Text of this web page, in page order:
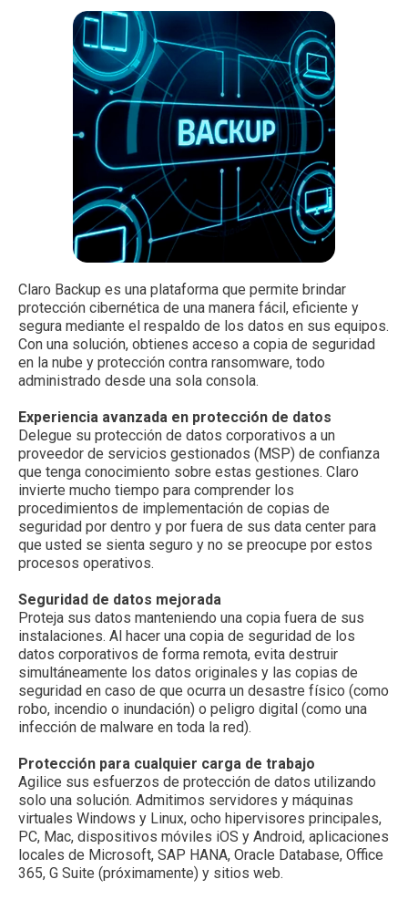
Claro Backup es una plataforma que permite brindar
protección cibernética de una manera fácil, eficiente y
segura mediante el respaldo de los datos en sus equipos.
Con una solución, obtienes acceso a copia de seguridad
en la nube y protección contra ransomware, todo
administrado desde una sola consola.
Experiencia avanzada en protección de datos
Delegue su protección de datos corporativos a un
proveedor de servicios gestionados (MSP) de confianza
que tenga conocimiento sobre estas gestiones. Claro
invierte mucho tiempo para comprender los
procedimientos de implementación de copias de
seguridad por dentro y por fuera de sus data center para
que usted se sienta seguro y no se preocupe por estos
procesos operativos.
Seguridad de datos mejorada
Proteja sus datos manteniendo una copia fuera de sus
instalaciones. Al hacer una copia de seguridad de los
datos corporativos de forma remota, evita destruir
simultáneamente los datos originales y las copias de
seguridad en caso de que ocurra un desastre físico (como
robo, incendio o inundación) o peligro digital (como una
infección de malware en toda la red).
Protección para cualquier carga de trabajo
Agilice sus esfuerzos de protección de datos utilizando
solo una solución. Admitimos servidores y máquinas
virtuales Windows y Linux, ocho hipervisores principales,
PC, Mac, dispositivos móviles iOS y Android, aplicaciones
locales de Microsoft, SAP HANA, Oracle Database, Office
365, G Suite (próximamente) y sitios web.